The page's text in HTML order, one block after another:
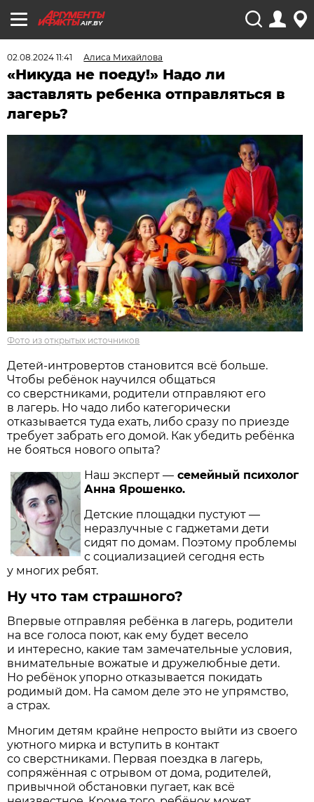
AIF.BY
02.08.2024 11:41 Алиса Михайлова
«Никуда не поеду!» Надо ли
заставлять ребенка отправляться в
лагерь?
Фото из открытых источников
Детей-интровертов становится всё больше.
Чтобы ребёнок научился общаться
со сверстниками, родители отправляют его
в лагерь. Но чадо либо категорически
отказывается туда ехать, либо сразу по приезде
требует забрать его домой. Как убедить ребёнка
не бояться нового опыта?
Наш эксперт — семейный психолог
Анна Ярошенко.
Детские площадки пустуют —
неразлучные с гаджетами дети
сидят по домам. Поэтому проблемы
с социализацией сегодня есть
у многих ребят.
Ну что там страшного?
Впервые отправляя ребёнка в лагерь, родители
на все голоса поют, как ему будет весело
и интересно, какие там замечательные условия,
внимательные вожатые и дружелюбные дети.
Но ребёнок упорно отказывается покидать
родимый дом. На самом деле это не упрям­ство,
а страх.
Многим детям крайне непросто выйти из своего
уютного мирка и вступить в контакт
со сверстниками. Первая поездка в лагерь,
сопряжённая с отрывом от дома, родителей,
привычной обстановки пугает, как всё